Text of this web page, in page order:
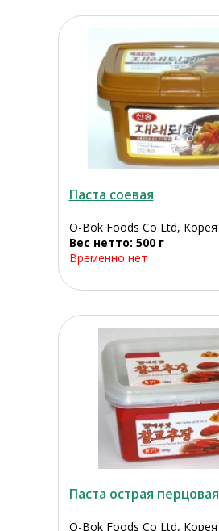
Паста соевая
O-Bok Foods Co Ltd, Корея
Вес нетто: 500 г
Временно нет
Паста острая перцовая
O-Bok Foods Co Ltd, Корея